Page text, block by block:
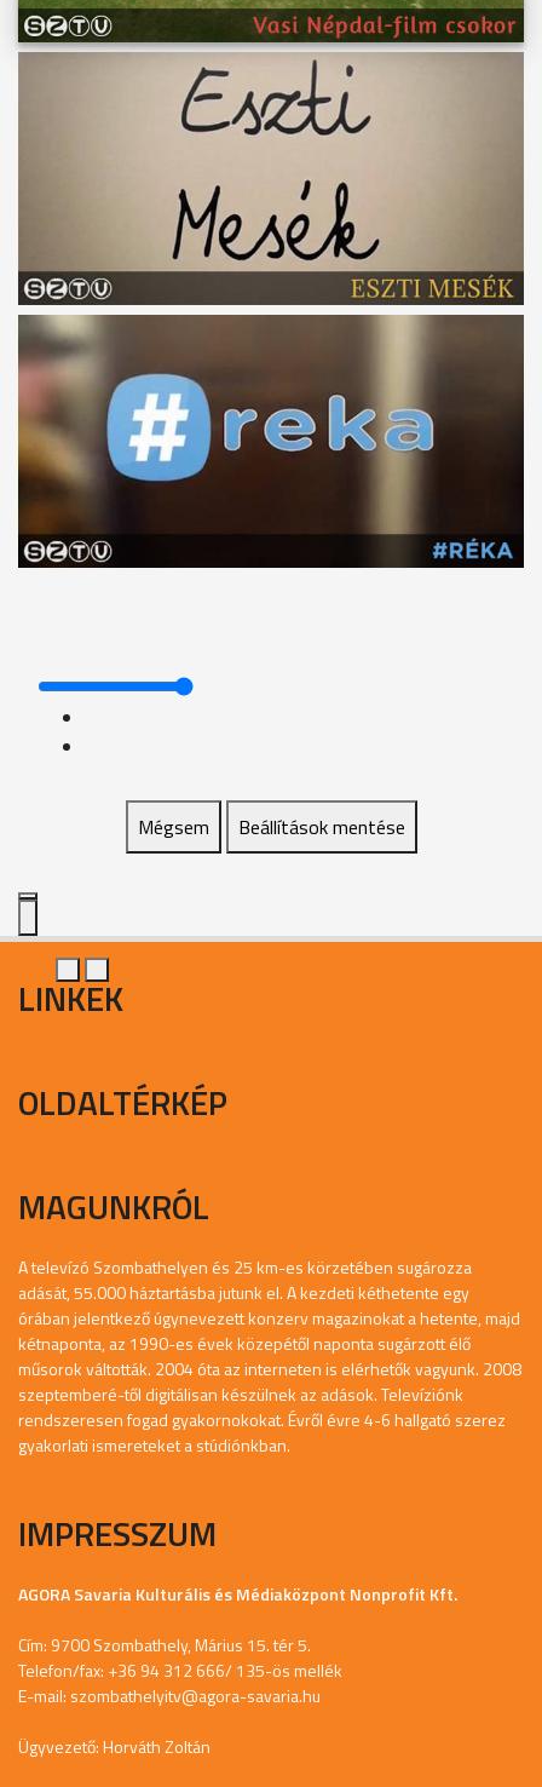
Mégsem Beállítások mentése
LINKEK
OLDALTÉRKÉP
MAGUNKRÓL
A televízó Szombathelyen és 25 km-es körzetében sugározza
adását, 55.000 háztartásba jutunk el. A kezdeti kéthetente egy
órában jelentkező úgynevezett konzerv magazinokat a hetente, majd
kétnaponta, az 1990-es évek közepétől naponta sugárzott élő
műsorok váltották. 2004 óta az interneten is elérhetők vagyunk. 2008
szeptemberé-től digitálisan készülnek az adások. Televíziónk
rendszeresen fogad gyakornokokat. Évről évre 4-6 hallgató szerez
gyakorlati ismereteket a stúdiónkban.
IMPRESSZUM
AGORA Savaria Kulturális és Médiaközpont Nonprofit Kft.
Cím: 9700 Szombathely, Márius 15. tér 5.
Telefon/fax: +36 94 312 666/ 135-ös mellék
E-mail: szombathelyitv@agora-savaria.hu
Ügyvezető: Horváth Zoltán